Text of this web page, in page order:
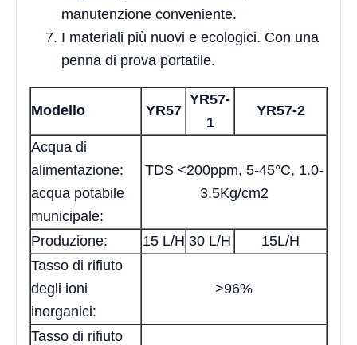
manutenzione conveniente.
I materiali più nuovi e ecologici. Con una
penna di prova portatile.
Modello YR57
YR57-
1
YR57-2
Acqua di
alimentazione:
acqua potabile
municipale:
TDS <200ppm, 5-45°C, 1.0-
3.5Kg/cm2
Produzione: 15 L/H 30 L/H
15L/H
Tasso di rifiuto
degli ioni
inorganici:
>96%
Tasso di rifiuto